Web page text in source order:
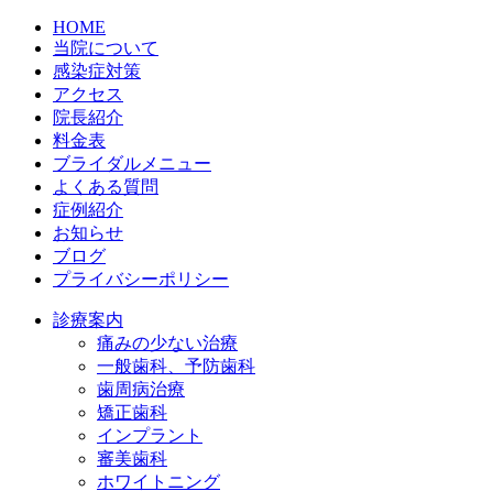
HOME
当院について
感染症対策
アクセス
院長紹介
料金表
ブライダルメニュー
よくある質問
症例紹介
お知らせ
ブログ
プライバシーポリシー
診療案内
痛みの少ない治療
一般歯科、予防歯科
歯周病治療
矯正歯科
インプラント
審美歯科
ホワイトニング